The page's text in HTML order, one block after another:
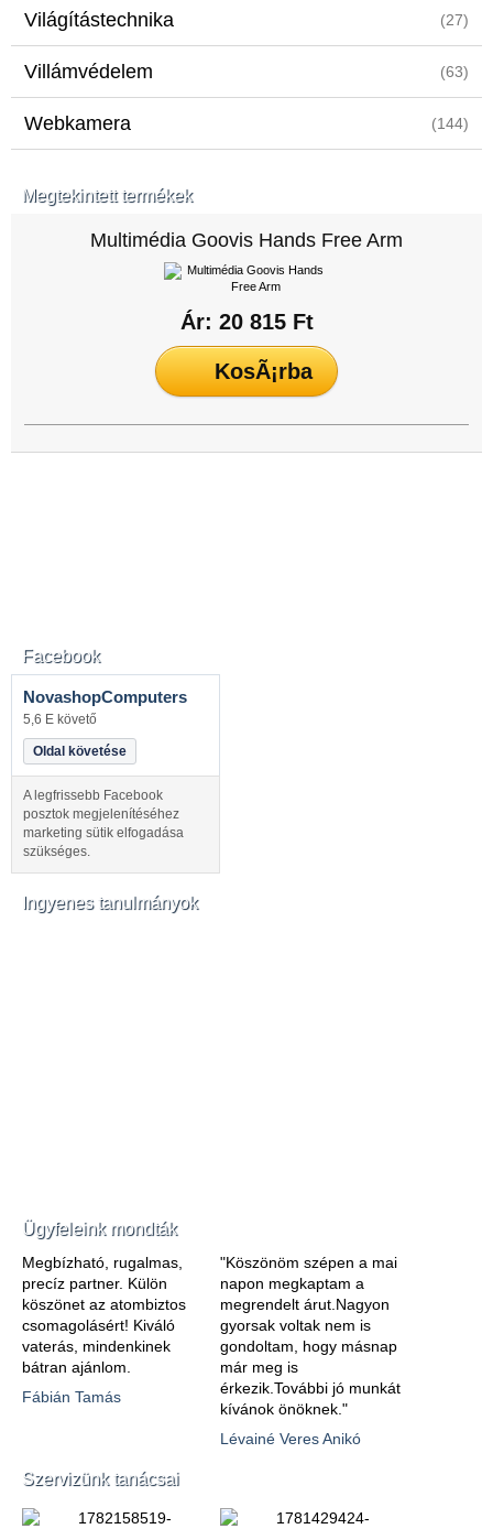
Világítástechnika (27)
Villámvédelem (63)
Webkamera (144)
Megtekintett termékek
Multimédia Goovis Hands Free Arm
Ár: 20 815 Ft
Facebook
NovashopComputers
5,6 E követő
Oldal követése
A legfrissebb Facebook
posztok megjelenítéséhez
marketing sütik elfogadása
szükséges.
Ingyenes tanulmányok
Ügyfeleink mondták
Megbízható, rugalmas,
precíz partner. Külön
köszönet az atombiztos
csomagolásért! Kiváló
vaterás, mindenkinek
bátran ajánlom.
Fábián Tamás
"Köszönöm szépen a mai
napon megkaptam a
megrendelt árut.Nagyon
gyorsak voltak nem is
gondoltam, hogy másnap
már meg is
érkezik.További jó munkát
kívánok önöknek."
Lévainé Veres Anikó
Szervizünk tanácsai